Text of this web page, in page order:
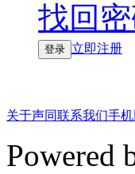
找回
登录 立即注册
关于声同联系我们手
Powered